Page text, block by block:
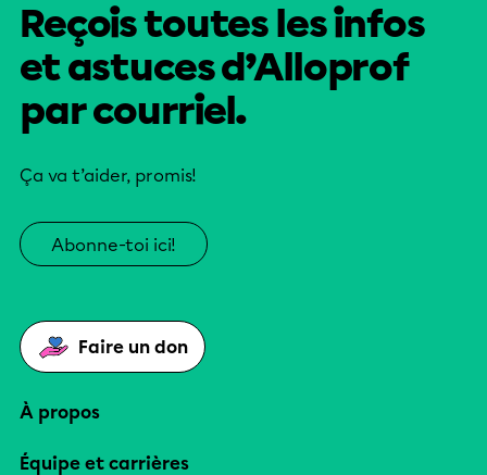
Reçois toutes les infos
et astuces d’Alloprof
par courriel.
Ça va t’aider, promis!
Abonne-toi ici!
Faire un don
À propos
Équipe et carrières